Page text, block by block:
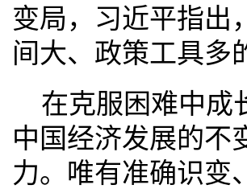
变局，习近平指出
间大、政策工具多
在克服困难中成
中国经济发展的不
力。唯有准确识变